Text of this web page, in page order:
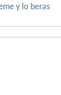
y lo beras